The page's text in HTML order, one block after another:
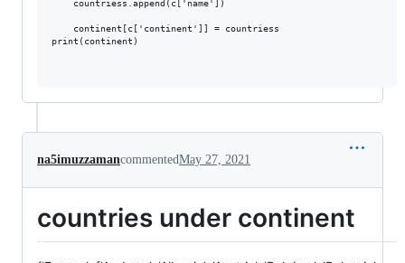
na5imuzzamancommentedMay 27, 2021
countries under continent